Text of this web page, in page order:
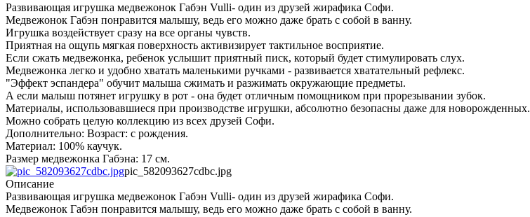
Развивающая игрушка медвежонок Габэн Vulli- один из друзей жирафика Софи.
Медвежонок Габэн понравится малышу, ведь его можно даже брать с собой в ванну.
Игрушка воздействует сразу на все органы чувств.
Приятная на ощупь мягкая поверхность активизирует тактильное восприятие.
Если сжать медвежонка, ребенок услышит приятный писк, который будет стимулировать слух.
Медвежонка легко и удобно хватать маленькими ручками - развивается хватательный рефлекс.
"Эффект эспандера" обучит малыша сжимать и разжимать окружающие предметы.
А если малыш потянет игрушку в рот - она будет отличным помощником при прорезывании зубок.
Материалы, использовавшиеся при производстве игрушки, абсолютно безопасны даже для новорожденных.
Можно собрать целую коллекцию из всех друзей Софи.
Дополнительно: Возраст: с рождения.
Материал: 100% каучук.
Размер медвежонка Габэна: 17 см.
pic_582093627cdbc.jpg
Описание
Развивающая игрушка медвежонок Габэн Vulli- один из друзей жирафика Софи.
Медвежонок Габэн понравится малышу, ведь его можно даже брать с собой в ванну.